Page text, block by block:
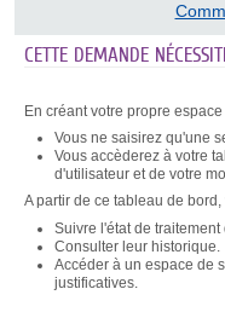
CETTE DEMANDE
En créant votre propre espace
Vous ne saisirez qu'une
Vous accèderez à votre
d'utilisateur et de votre
A partir de ce tableau de
Suivre l'état de traitement
Consulter leur historique.
Accéder à un espace de
justificatives.